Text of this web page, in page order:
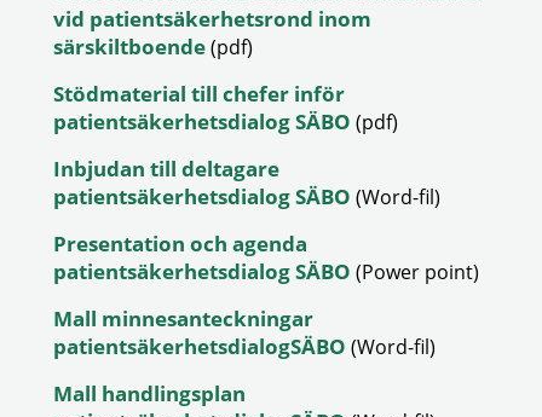
vid patientsäkerhetsrond inom
särskiltboende(pdf)
Stödmaterial till chefer inför
patientsäkerhetsdialog SÄBO (pdf)
Inbjudan till deltagare
patientsäkerhetsdialog SÄBO (Word-fil)
Presentation och agenda
patientsäkerhetsdialog SÄBO (Power point)
Mall minnesanteckningar
patientsäkerhetsdialogSÄBO (Word-fil)
Mall handlingsplan